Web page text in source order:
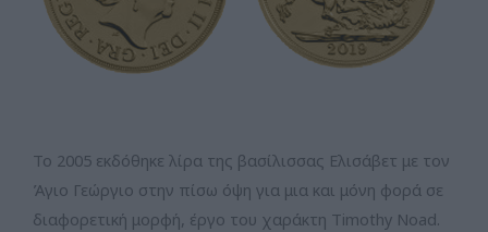
Το 2005 εκδόθηκε λίρα της βασίλισσας Ελισάβετ με τον
Άγιο Γεώργιο στην πίσω όψη για μια και μόνη φορά σε
διαφορετική μορφή, έργο του χαράκτη Timothy Noad.